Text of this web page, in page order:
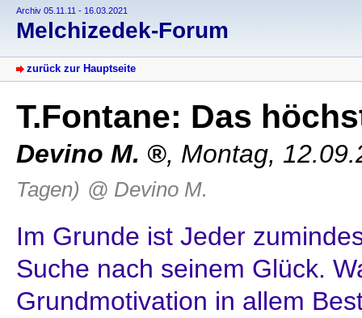
Archiv 05.11.11 - 16.03.2021
Melchizedek-Forum
zurück zur Hauptseite
T.Fontane: Das
Devino M. , Montag,
Tagen) @ Devino M.
Im Grunde ist Jeder
Suche nach seinem Glück.
Grundmotivation in allem